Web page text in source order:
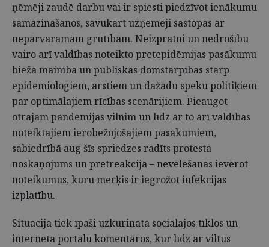
ņēmēji zaudē darbu vai ir spiesti piedzīvot ienākumu
samazināšanos, savukārt uzņēmēji sastopas ar
nepārvaramām grūtībām. Neizpratni un nedrošību
vairo arī valdības noteikto pretepidēmijas pasākumu
biežā mainība un publiskās domstarpības starp
epidemiologiem, ārstiem un dažādu spēku politiķiem
par optimālajiem rīcības scenārijiem. Pieaugot
otrajam pandēmijas vilnim un līdz ar to arī valdības
noteiktajiem ierobežojošajiem pasākumiem,
sabiedrībā aug šīs spriedzes radīts protesta
noskaņojums un pretreakcija – nevēlēšanās ievērot
noteikumus, kuru mērķis ir iegrožot infekcijas
izplatību.
Situācija tiek īpaši uzkurināta sociālajos tīklos un
interneta portālu komentāros, kur līdz ar viltus